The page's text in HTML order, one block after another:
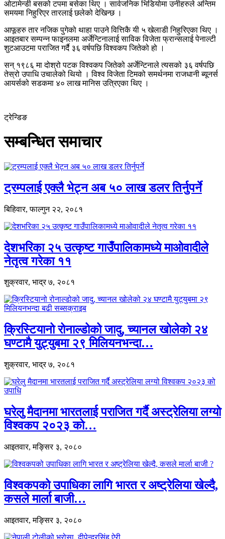
ओटामेन्डी बसको टपमा बसेका थिए । सार्वजनिक भिडियोमा उनीहरुले अन्तिम
समयमा निहुरिएर तारलाई छलेको देखिन्छ ।
आफूहरु तार नजिक पुगेको थाहा पाउने वित्तिकै यी ५ खेलाडी निहुरिएका थिए ।
आइतबार सम्पन्न फाइनलमा अर्जेन्टिनालाई साविक विजेता फ्रान्सलाई पेनाल्टी
शुटआउटमा पराजित गर्दै ३६ वर्षपछि विश्वकप जितेको हो ।
सन् १९८६ मा दोश्रो पटक विश्वकप जितेको अर्जेन्टिनाले त्यसको ३६ वर्षपछि
तेस्रो उपाधि उचालेको थियो । विश्व विजेता टिमको समर्थनमा राजधानी ब्यूनर्स
आयर्सको सडकमा ४० लाख मानिस उत्रिएका थिए ।
ट्रेन्डिङ
सम्बन्धित समाचार
ट्रम्पलाई एक्लै भेट्न अब ५० लाख डलर तिर्नुपर्ने
बिहिवार, फाल्गुन २२, २०८१
देशभरिका २५ उत्कृष्ट गाउँपालिकामध्ये माओवादीले
नेतृत्व गरेका ११
शुक्रवार, भाद्र ७, २०८१
क्रिस्टियानो रोनाल्डोको जादु, च्यानल खोलेको २४
घण्टामै युट्युबमा २९ मिलियनभन्दा…
शुक्रवार, भाद्र ७, २०८१
घरेलु मैदानमा भारतलाई पराजित गर्दै अस्ट्रेलिया लग्यो
विश्वकप २०२३ को…
आइतवार, मङ्सिर ३, २०८०
विश्वकपको उपाधिका लागि भारत र अष्ट्रेलिया खेल्दै,
कसले मार्ला बाजी…
आइतवार, मङ्सिर ३, २०८०